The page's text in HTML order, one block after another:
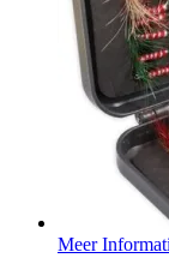
Meer